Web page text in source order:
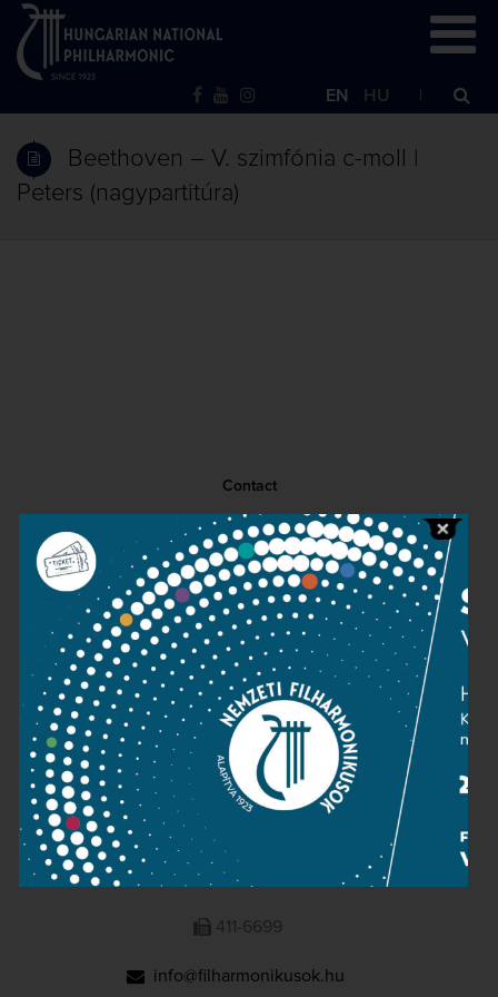
EN HU
Beethoven – V. szimfónia c-moll |
Peters (nagypartitúra)
Contact
Public information
Press room
Terms and privacy
Imprint
NATIONAL PHILHARMONIC
1095 Budapest, Komor Marcell u. 1. (Müpa)
411-6600
411-6699
info@filharmonikusok.hu